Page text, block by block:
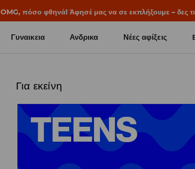
📒Οι καλύτερες ιστορίες ξεκινούν πριν χτυπήσει το
Γυναικεια Ανδρικα Νέες αφίξεις
Για εκείνη